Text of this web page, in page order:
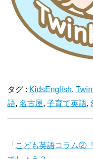
タグ : KidsEnglish,
語, 名古屋, 子育て英語,
「 こども英語コラム②